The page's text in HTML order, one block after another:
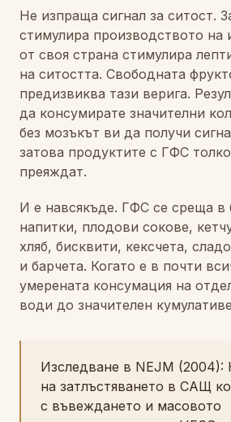
Не изпраща сигнал за ситост.
стимулира производството на
от своя страна стимулира
на ситостта. Свободната
предизвиква тази верига.
да консумирате значителни
без мозъкът ви да получи
затова продуктите с ГФС
преяждат.
И е навсякъде. ГФС се среща в
напитки, плодови сокове,
хляб, бисквити, кексчета,
и барчета. Когато е в почти
умерената консумация на
води до значителен
Изследване в NEJM (2004):
на затлъстяването в САЩ
с въвеждането и масовото